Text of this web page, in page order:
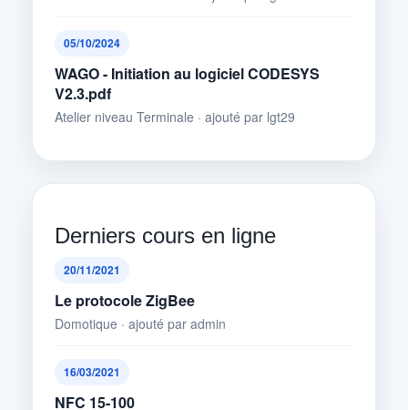
05/10/2024
WAGO - Initiation au logiciel CODESYS
V2.3.pdf
Atelier niveau Terminale · ajouté par lgt29
Derniers cours en ligne
20/11/2021
Le protocole ZigBee
Domotique · ajouté par admin
16/03/2021
NFC 15-100